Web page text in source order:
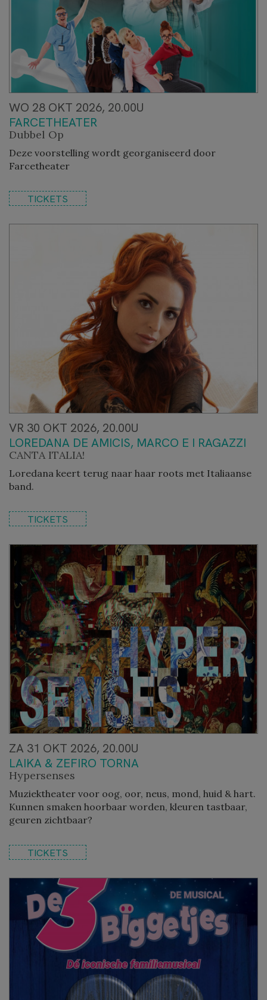
WO 28 OKT 2026, 20.00U
FARCETHEATER
Dubbel Op
Deze voorstelling wordt georganiseerd door
Farcetheater
TICKETS
VR 30 OKT 2026, 20.00U
LOREDANA DE AMICIS, MARCO E I RAGAZZI
CANTA ITALIA!
Loredana keert terug naar haar roots met Italiaanse
band.
TICKETS
ZA 31 OKT 2026, 20.00U
LAIKA & ZEFIRO TORNA
Hypersenses
Muziektheater voor oog, oor, neus, mond, huid & hart.
Kunnen smaken hoorbaar worden, kleuren tastbaar,
geuren zichtbaar?
TICKETS